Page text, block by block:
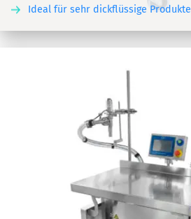
Ideal für sehr dickflüssige Produkte